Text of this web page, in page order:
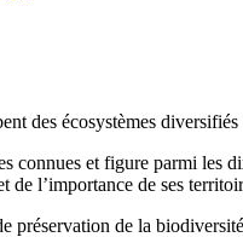
des écosystèmes
connues et figure parmi
de l’importance de ses
préservation de la